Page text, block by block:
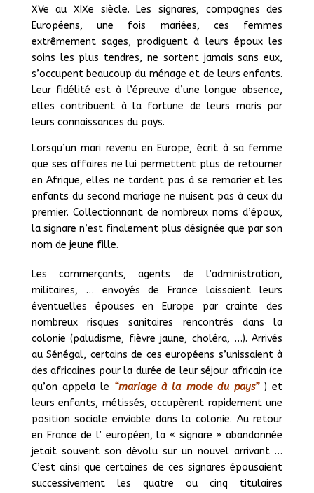
XVe au XIXe siècle. Les signares, compagnes des
Européens, une fois mariées, ces femmes
extrêmement sages, prodiguent à leurs époux les
soins les plus tendres, ne sortent jamais sans eux,
s’occupent beaucoup du ménage et de leurs enfants.
Leur fidélité est à l’épreuve d’une longue absence,
elles contribuent à la fortune de leurs maris par
leurs connaissances du pays.
Lorsqu’un mari revenu en Europe, écrit à sa femme
que ses affaires ne lui permettent plus de retourner
en Afrique, elles ne tardent pas à se remarier et les
enfants du second mariage ne nuisent pas à ceux du
premier. Collectionnant de nombreux noms d’époux,
la signare n’est finalement plus désignée que par son
nom de jeune fille.
Les commerçants, agents de l’administration,
militaires, … envoyés de France laissaient leurs
éventuelles épouses en Europe par crainte des
nombreux risques sanitaires rencontrés dans la
colonie (paludisme, fièvre jaune, choléra, …). Arrivés
au Sénégal, certains de ces européens s’unissaient à
des africaines pour la durée de leur séjour africain (ce
qu’on appela le “mariage à la mode du pays”) et
leurs enfants, métissés, occupèrent rapidement une
position sociale enviable dans la colonie. Au retour
en France de l’ européen, la « signare » abandonnée
jetait souvent son dévolu sur un nouvel arrivant …
C’est ainsi que certaines de ces signares épousaient
successivement les quatre ou cinq titulaires